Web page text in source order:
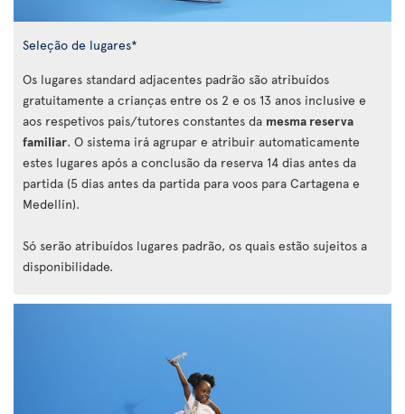
Seleção de lugares*
Os lugares standard adjacentes padrão são atribuídos
gratuitamente a crianças entre os 2 e os 13 anos inclusive e
aos respetivos pais/tutores constantes da mesma reserva
familiar. O sistema irá agrupar e atribuir automaticamente
estes lugares após a conclusão da reserva 14 dias antes da
partida (5 dias antes da partida para voos para Cartagena e
Medellín).
Só serão atribuídos lugares padrão, os quais estão sujeitos a
disponibilidade.